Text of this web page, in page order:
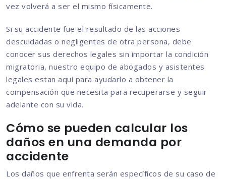
vez volverá a ser el mismo físicamente.
Si su accidente fue el resultado de las acciones
descuidadas o negligentes de otra persona, debe
conocer sus derechos legales sin importar la condición
migratoria, nuestro equipo de abogados y asistentes
legales estan aquí para ayudarlo a obtener la
compensación que necesita para recuperarse y seguir
adelante con su vida.
Cómo se pueden calcular los
daños en una demanda por
accidente
Los daños que enfrenta serán específicos de su caso de